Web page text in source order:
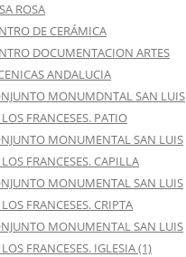
ROSA
DE CERÁMICA
DOCUMENTACION ARTES
ANDALUCIA
MONUMDNTAL SAN LUIS
LOS FRANCESES. PATIO
MONUMENTAL SAN LUIS
LOS FRANCESES. CAPILLA
MONUMENTAL SAN LUIS
FRANCESES. CRIPTA
MONUMENTAL SAN LUIS
LOS FRANCESES. IGLESIA (1)